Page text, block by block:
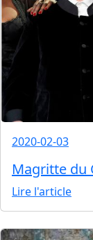
2020-02-03
Magritte du
Lire l'article